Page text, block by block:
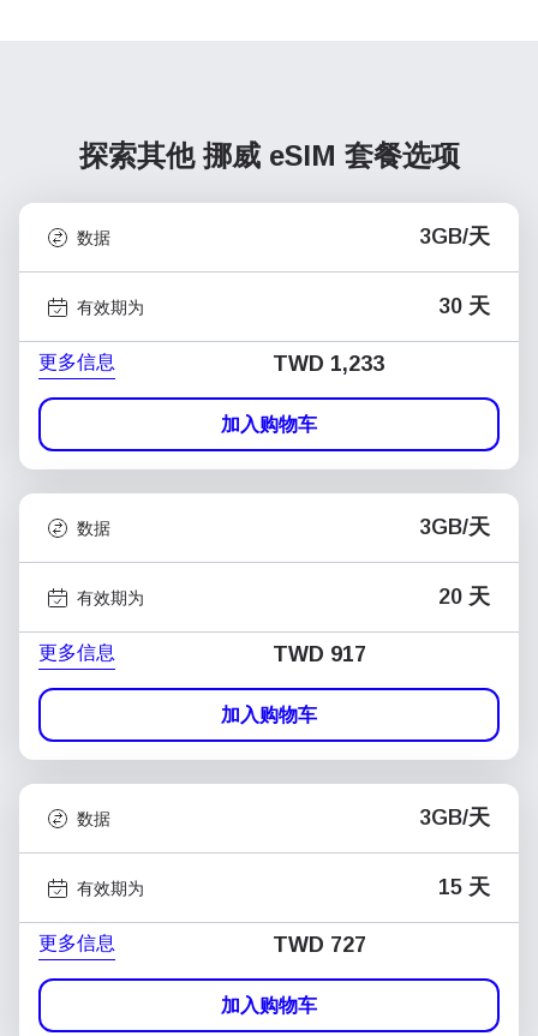
探索其他 挪威 eSIM 套餐选项
数据 3GB/天
有效期为 30 天
更多信息 TWD 1,233
加入购物车
数据 3GB/天
有效期为 20 天
更多信息 TWD 917
加入购物车
数据 3GB/天
有效期为 15 天
更多信息 TWD 727
加入购物车